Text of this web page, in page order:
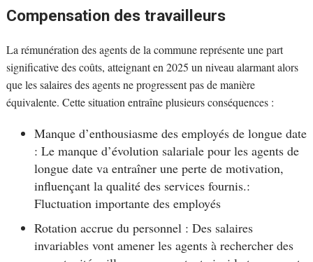
Compensation des travailleurs
La rémunération des agents de la commune représente une part
significative des coûts, atteignant en 2025 un niveau alarmant alors
que les salaires des agents ne progressent pas de manière
équivalente. Cette situation entraîne plusieurs conséquences :
Manque d’enthousiasme des employés de longue date
: Le manque d’évolution salariale pour les agents de
longue date va entraîner une perte de motivation,
influençant la qualité des services fournis.:
Fluctuation importante des employés
Rotation accrue du personnel : Des salaires
invariables vont amener les agents à rechercher des